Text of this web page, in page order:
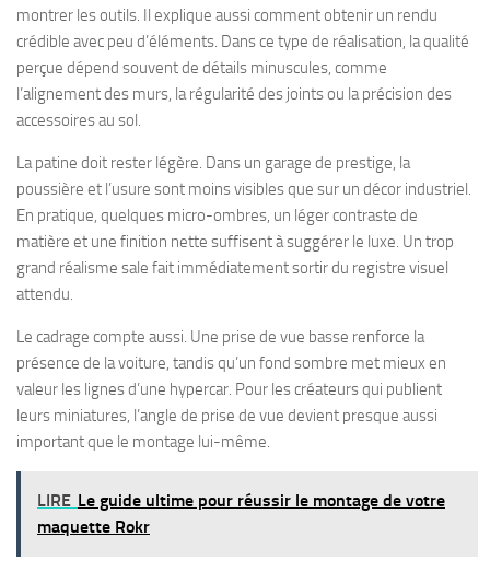
montrer les outils. Il explique aussi comment obtenir un rendu
crédible avec peu d’éléments. Dans ce type de réalisation, la qualité
perçue dépend souvent de détails minuscules, comme
l’alignement des murs, la régularité des joints ou la précision des
accessoires au sol.
La patine doit rester légère. Dans un garage de prestige, la
poussière et l’usure sont moins visibles que sur un décor industriel.
En pratique, quelques micro-ombres, un léger contraste de
matière et une finition nette suffisent à suggérer le luxe. Un trop
grand réalisme sale fait immédiatement sortir du registre visuel
attendu.
Le cadrage compte aussi. Une prise de vue basse renforce la
présence de la voiture, tandis qu’un fond sombre met mieux en
valeur les lignes d’une hypercar. Pour les créateurs qui publient
leurs miniatures, l’angle de prise de vue devient presque aussi
important que le montage lui-même.
LIRE Le guide ultime pour réussir le montage de votre
maquette Rokr